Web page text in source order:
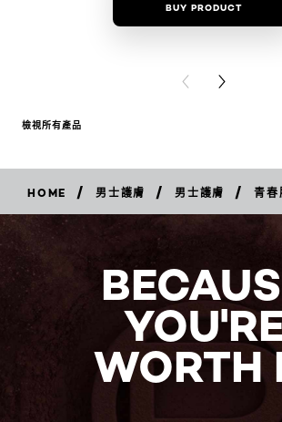
BUY PRODUCT
PREVIOUS CARD
NEXT CARD
檢視所有產品
HOME / 男士護膚 / 男士護膚 / 青春
WORTH